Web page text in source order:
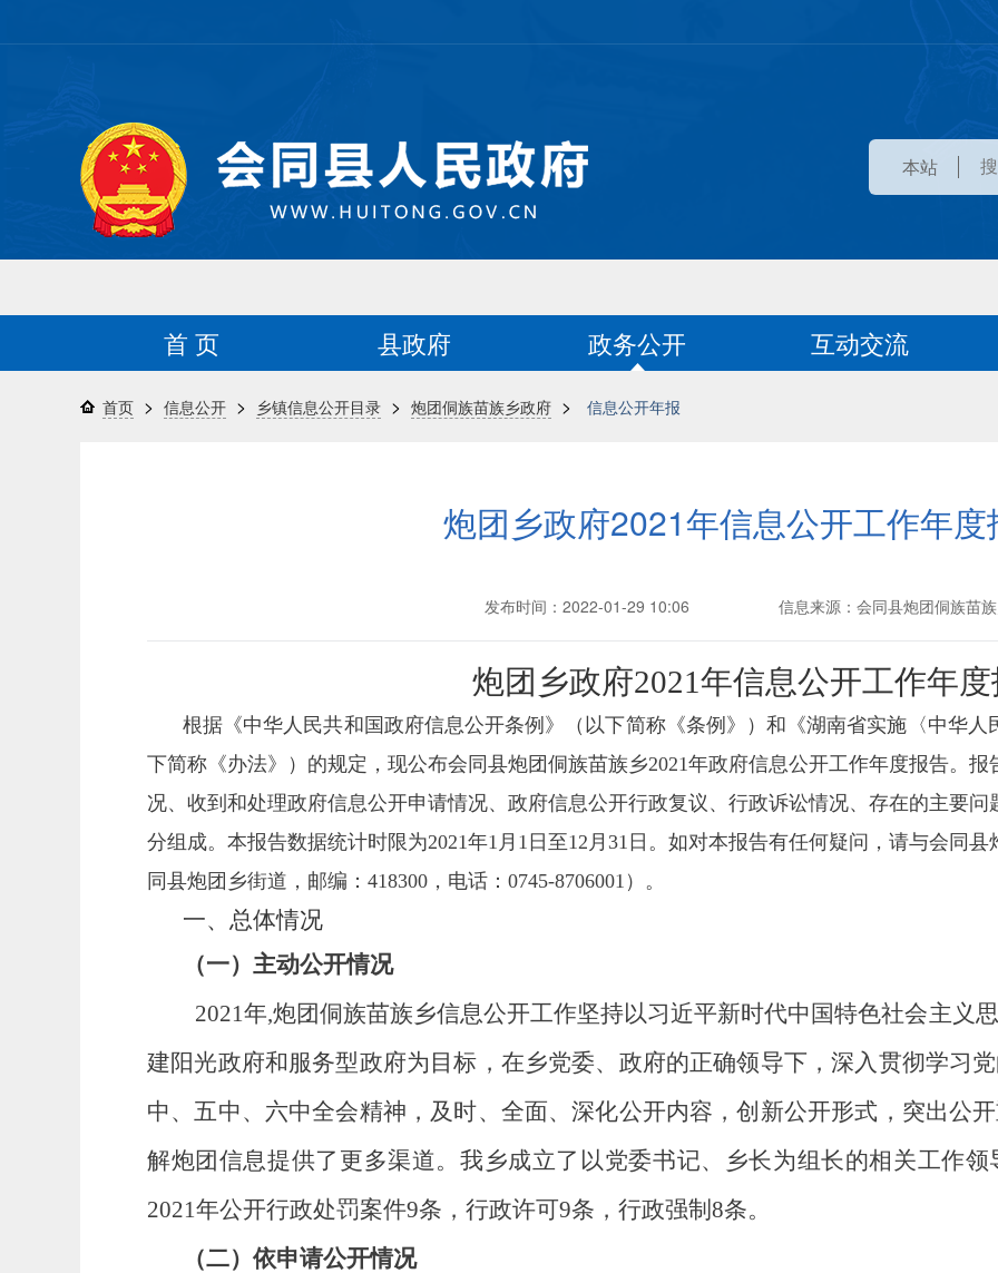
本站
首 页 县政府 政务公开 互动交流
首页 > 信息公开 > 乡镇信息公开目录 > 炮团侗族苗族乡政府 > 信息公开年报
炮团乡政府2021年信息公开工作年度
发布时间：2022-01-29 10:06 信息来源：会同县炮团侗族苗
炮团乡政府2021年信息公开工作年
根据《中华人民共和国政府信息公开条例》（以下简称《条例》）和《湖南省实施〈中华
下简称《办法》）的规定，现公布会同县炮团侗族苗族乡2021年政府信息公开工作年度报告。
况、收到和处理政府信息公开申请情况、政府信息公开行政复议、行政诉讼情况、存在的主要
分组成。本报告数据统计时限为2021年1月1日至12月31日。如对本报告有任何疑问，请与会同县
同县炮团乡街道 ，邮编： 418300，电话： 0745-8706001 ）。
一、 总体情况
（一）主动公开情况
2021年,炮团侗族苗族乡信息公开工作坚持以习近平新时代中国特色社会主义
建阳光政府和服务型政府为目标，在乡党委、政府的正确领导下，深入贯彻学习
中、五中、六中全会精神，及时、全面、深化公开内容，创新公开形式，突出公
解炮团信息提供了更多渠道。 我乡成立了以党委书记、 乡长为组长的相关工作
2021年公开行政处罚案件9条， 行政许可9条，行政强制8条。
（二）依申请公开情况